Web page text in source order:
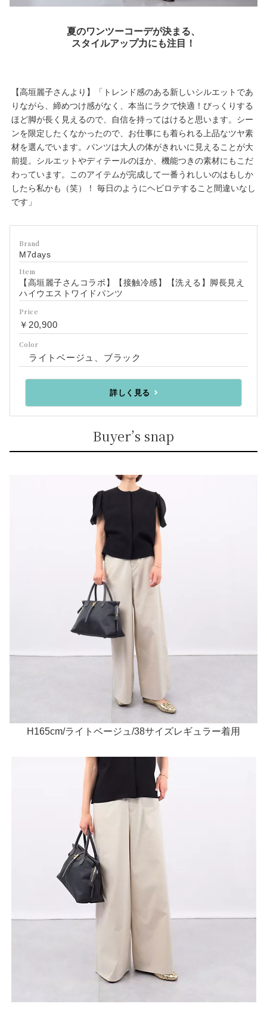
夏のワンツーコーデが決まる、
スタイルアップ力にも注目！
【高垣麗子さんより】「トレンド感のある新しいシルエットであ
りながら、締めつけ感がなく、本当にラクで快適！びっくりする
ほど脚が長く見えるので、自信を持ってはけると思います。シー
ンを限定したくなかったので、お仕事にも着られる上品なツヤ素
材を選んでいます。パンツは大人の体がきれいに見えることが大
前提。シルエットやディテールのほか、機能つきの素材にもこだ
わっています。このアイテムが完成して一番うれしいのはもしか
したら私かも（笑）！ 毎日のようにヘビロテすること間違いなし
です」
Brand
M7days
Item
【高垣麗子さんコラボ】【接触冷感】【洗える】脚長見え
ハイウエストワイドパンツ
Price
￥20,900
Color
ライトベージュ、ブラック
詳しく見る
Buyer’s snap
H165cm/ライトベージュ/38サイズレギュラー着用